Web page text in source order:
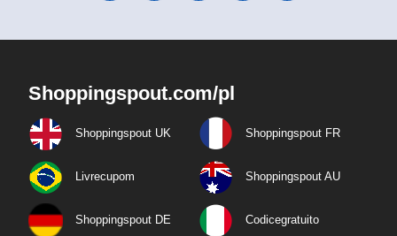
Shoppingspout.com/pl
Shoppingspout UK Shoppingspout FR
Livrecupom Shoppingspout AU
Shoppingspout DE Codicegratuito